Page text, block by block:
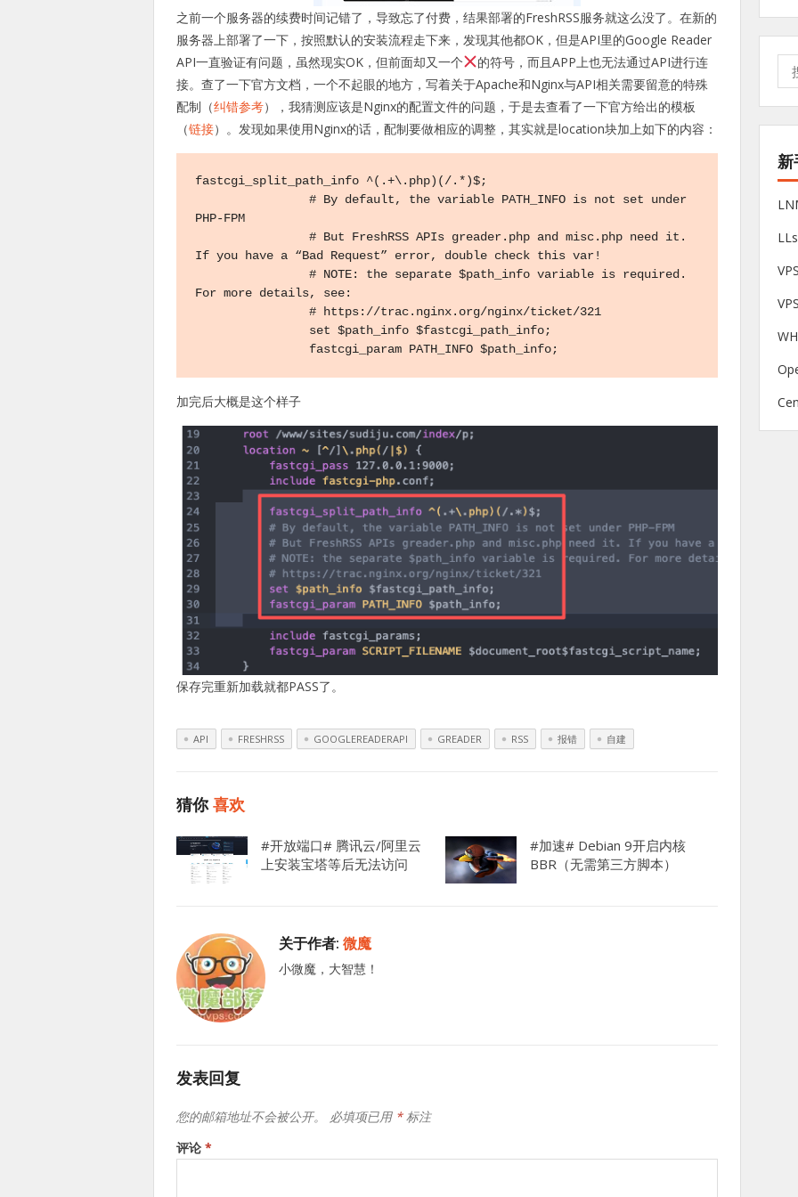
之前一个服务器的续费时间记错了，导致忘了付费，结果部署的FreshRSS服务就这么没了。在新的
服务器上部署了一下，按照默认的安装流程走下来，发现其他都OK，但是API里的Google Reader
API一直验证有问题，虽然现实OK，但前面却又一个
的符号，而且APP上也无法通过API进行连
接。查了一下官方文档，一个不起眼的地方，写着关于Apache和Nginx与API相关需要留意的特殊
配制（纠错参考），我猜测应该是Nginx的配置文件的问题，于是去查看了一下官方给出的模板
（链接）。发现如果使用Nginx的话，配制要做相应的调整，其实就是location块加上如下的内容：
fastcgi_split_path_info ^(.+\.php)(/.*)$;
PHP-FPM
If you have a “Bad Request” error, double check this var!
For more details, see:
		fastcgi_param PATH_INFO $path_info;
加完后大概是这个样子
保存完重新加载就都PASS了。
API FRESHRSS GOOGLEREADERAPI GREADER RSS 报错 自建
猜你喜欢
#开放端口# 腾讯云/阿里云
上安装宝塔等后无法访问
#加速# Debian 9开启内核
BBR（无需第三方脚本）
关于作者: 微魔
小微魔，大智慧！
发表回复
您的邮箱地址不会被公开。 必填项已用 *标注
评论 *
新